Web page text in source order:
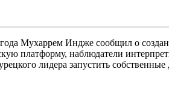
Мухаррем Индже сообщил о
платформу, наблюдатели
лидера запустить